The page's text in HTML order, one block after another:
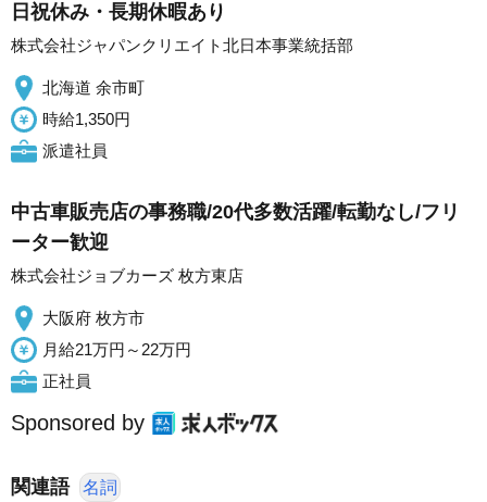
日祝休み・長期休暇あり
株式会社ジャパンクリエイト北日本事業統括部
北海道 余市町
時給1,350円
派遣社員
中古車販売店の事務職/20代多数活躍/転勤なし/フリ
ーター歓迎
株式会社ジョブカーズ 枚方東店
大阪府 枚方市
月給21万円～22万円
正社員
Sponsored by
関連語 名詞